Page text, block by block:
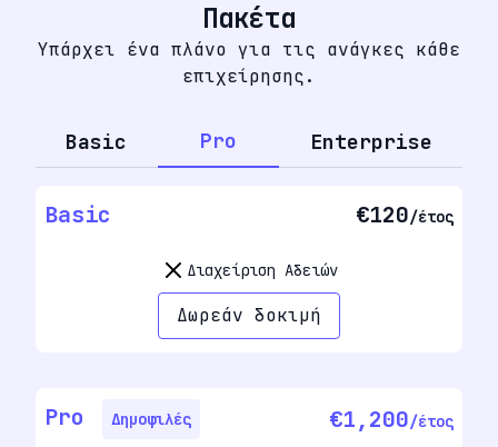
Πακέτα
Υπάρχει ένα πλάνο για τις ανάγκες κάθε
επιχείρησης.
Basic Pro Enterprise
Basic €120/έτος
Διαχείριση Αδειών
Δωρεάν δοκιμή
Pro Δημοφιλές €1,200/έτος